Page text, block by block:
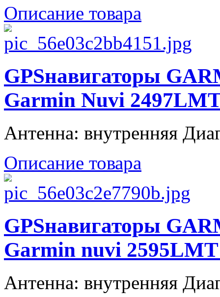
Описание товара
GPSнавигаторы
Garmin Nuvi
Антенна: внутренняя
Описание товара
GPSнавигаторы
Garmin nuvi
Антенна: внутренняя